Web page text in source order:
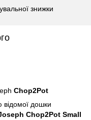
знижки
Chop2Pot
дошки
Chop2Pot Small